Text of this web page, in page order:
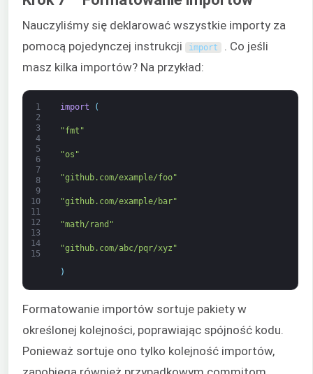
Nauczyliśmy się deklarować wszystkie importy za
pomocą pojedynczej instrukcji
import . Co jeśli
masz kilka importów? Na przykład:
1
2
3
4
5
6
7
8
9
10
11
12
13
14
15
import (
"fmt"
"os"
"github.com/example/foo"
"github.com/example/bar"
"math/rand"
"github.com/abc/pqr/xyz"
)
Formatowanie importów sortuje pakiety w
określonej kolejności, poprawiając spójność kodu.
Ponieważ sortuje ono tylko kolejność importów,